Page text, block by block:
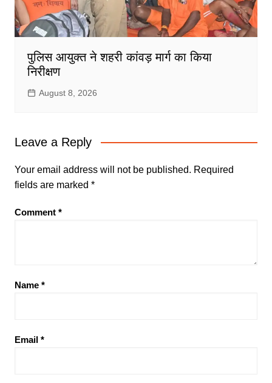
पुलिस आयुक्त ने शहरी कांवड़ मार्ग का किया
निरीक्षण
August 8, 2026
Leave a Reply
Your email address will not be published. Required
fields are marked *
Comment *
Name *
Email *